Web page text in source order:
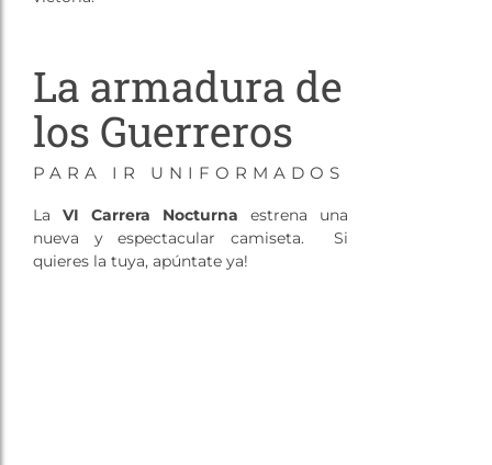
La armadura de
los Guerreros
PARA IR UNIFORMADOS
LaVI Carrera Nocturna estrena una
nueva y espectacular camiseta. Si
quieres la tuya, apúntate ya!